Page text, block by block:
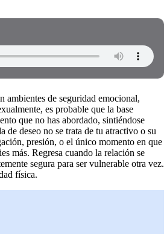
ambientes de seguridad emocional,
es probable que la base
que no has abordado, sintiéndose
de deseo no se trata de tu atractivo o su
presión, o el único momento en que
más. Regresa cuando la relación se
segura para ser vulnerable otra vez.
física.